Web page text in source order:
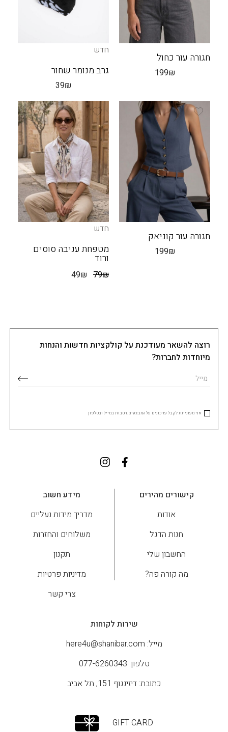
חגורה עור כחול
199₪
חדש
גרב מנומר שחור
39₪
חגורה עור קוניאק
199₪
חדש
מטפחת עניבה סוסים
ורוד
79₪
49₪
רוצה להשאר מעודכנת על קולקציות חדשות והנחות
מיוחדות לחברות?
אני מעוניינת לקבל עדכונים על המבצעים, הטבות במייל ובטלפון
קישורים מהירים
אודות
חנות הדגל
החשבון שלי
מה קורה פה?
מידע חשוב
מדריך מידות נעליים
משלוחים והחזרות
תקנון
מדיניות פרטיות
צרי קשר
שירות לקוחות
מייל: here4u@shanibar.com
טלפון: 077-6260343
כתובת: דיזינגוף 151, תל אביב
GIFT CARD